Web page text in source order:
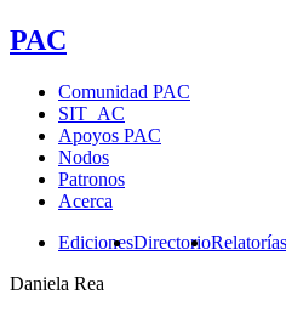
PAC
Comunidad PAC
SIT_AC
Apoyos PAC
Nodos
Patronos
Acerca
EdicionesDirectorioRelatorías
Daniela Rea